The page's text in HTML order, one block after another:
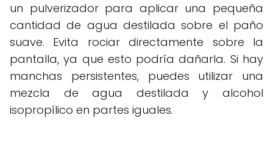
un pulverizador para aplicar una pequeña
cantidad de agua destilada sobre el paño
suave. Evita rociar directamente sobre la
pantalla, ya que esto podría dañarla. Si hay
manchas persistentes, puedes utilizar una
mezcla de agua destilada y alcohol
isopropílico en partes iguales.